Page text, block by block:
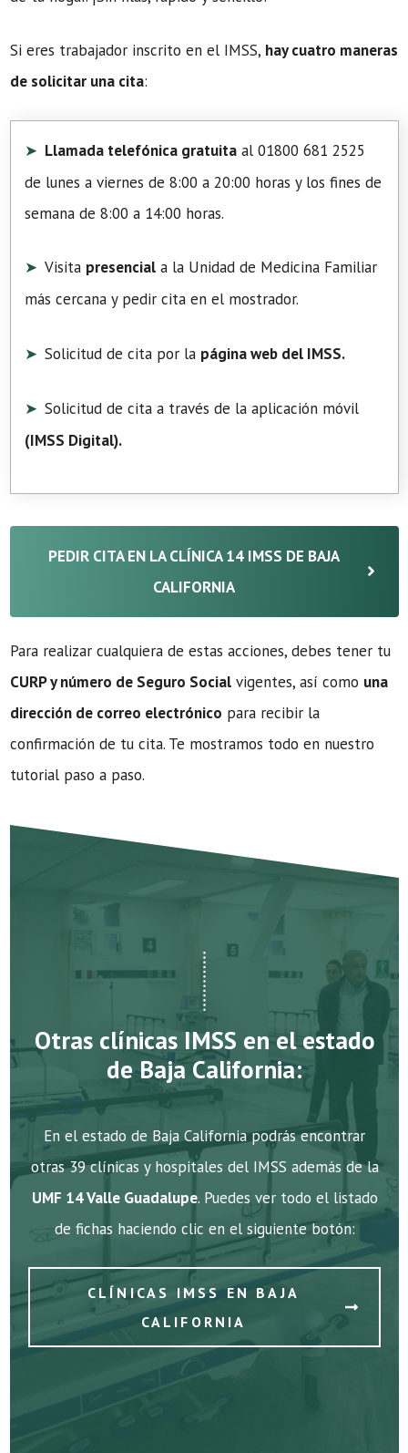
Si eres trabajador inscrito en el IMSS, hay cuatro maneras
de solicitar una cita:
Llamada telefónica gratuita al 01800 681 2525
de lunes a viernes de 8:00 a 20:00 horas y los fines de
semana de 8:00 a 14:00 horas.
Visita presencial a la Unidad de Medicina Familiar
más cercana y pedir cita en el mostrador.
Solicitud de cita por la página web del IMSS.
Solicitud de cita a través de la aplicación móvil
(IMSS Digital).
PEDIR CITA EN LA CLÍNICA 14 IMSS DE BAJA
CALIFORNIA
Para realizar cualquiera de estas acciones, debes tener tu
CURP y número de Seguro Social vigentes, así como una
dirección de correo electrónico para recibir la
confirmación de tu cita. Te mostramos todo en nuestro
tutorial paso a paso.
Otras clínicas IMSS en el estado
de Baja California:
En el estado de Baja California podrás encontrar
otras 39 clínicas y hospitales del IMSS además de la
UMF 14 Valle Guadalupe. Puedes ver todo el listado
de fichas haciendo clic en el siguiente botón:
CLÍNICAS IMSS EN BAJA
CALIFORNIA